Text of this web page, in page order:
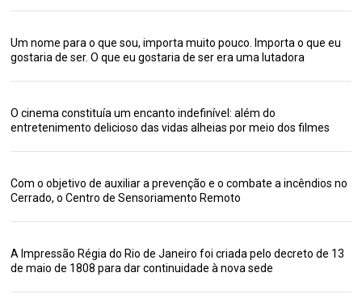
Um nome para o que sou, importa muito pouco. Importa o que eu
gostaria de ser. O que eu gostaria de ser era uma lutadora
O cinema constituía um encanto indefinível: além do
entretenimento delicioso das vidas alheias por meio dos filmes
Com o objetivo de auxiliar a prevenção e o combate a incêndios no
Cerrado, o Centro de Sensoriamento Remoto
A Impressão Régia do Rio de Janeiro foi criada pelo decreto de 13
de maio de 1808 para dar continuidade à nova sede